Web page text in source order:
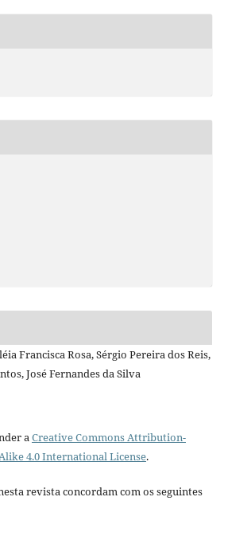
Francisca Rosa, Sérgio Pereira dos Reis,
José Fernandes da Silva
aCreative Commons Attribution-
4.0 International License.
revista concordam com os seguintes